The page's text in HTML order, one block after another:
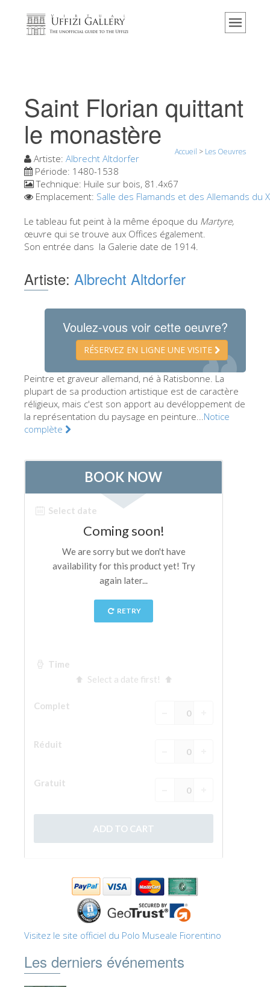
Accueil
Événements et expositions
L' avis des visiteurs
Explorer la Galerie
Réserver
Visite virtuelle
Les Oeuvres
Les Artistes
Les autres Musées
Le Musée national du Bargello
La Galerie Palatine
Les Chapelles Médicis
Opificio delle Pietre Dure
Le Musée Galilée
Le Corridor de Vasari
Le Palazzo Vecchio
Santa Maria Novella
Saint Florian quittant
le monastère
Accueil > Les Oeuvres
Artiste: Albrecht Altdorfer
Période: 1480-1538
Technique: Huile sur bois, 81.4x67
Emplacement: Salle des Flamands et des Allemands du
Le tableau fut peint à la même époque du Martyre,
œuvre qui se trouve aux Offices également.
Son entrée dans la Galerie date de 1914.
Artiste: Albrecht Altdorfer
Voulez-vous voir cette oeuvre?
RÉSERVEZ EN LIGNE UNE VISITE
Peintre et graveur allemand, né à Ratisbonne. La
plupart de sa production artistique est de caractère
réligieux, mais c'est son apport au devéloppement de
la représentation du paysage en peinture...Notice
complète
Visitez le site officiel du Polo Museale Fiorentino
Les derniers événements